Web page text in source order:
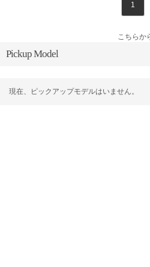
1
こちらか
Pickup Model
現在、ピックアップモデルはいません。